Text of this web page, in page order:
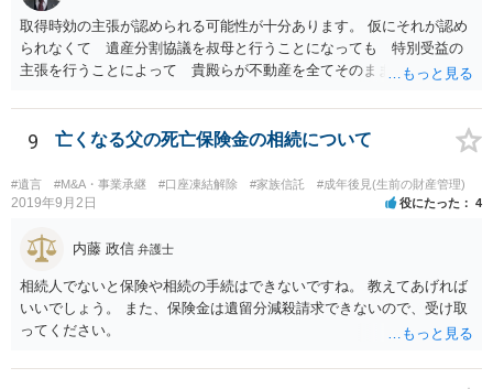
取得時効の主張が認められる可能性が十分あります。 仮にそれが認め
られなくて 遺産分割協議を叔母と行うことになっても 特別受益の
主張を行うことによって 貴殿らが不動産を全てそのまま取得できる
9 亡くなる父の死亡保険金の相続について
#遺言 #M&A・事業承継 #口座凍結解除 #家族信託 #成年後見(生前の財産管理)
2019年9月2日 役にたった 4
内藤 政信 弁護士
相続人でないと保険や相続の手続はできないですね。 教えてあげれば
いいでしょう。 また、保険金は遺留分減殺請求できないので、受け取
ってください。